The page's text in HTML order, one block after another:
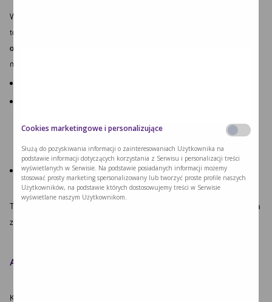
Wymienione sytuacje prowadzą do rozpadu białek mięśniowych. Nadmiar
toksycznego kwasu glutarowego pochodzi wtedy z
organizmu
można kontrolować). W przebiegu kryzy metabolicznej dochodzi zwykle do:
wykonywania ruchów, które wcześniej już opanował, nie może utrzymać
się w pozycji siedzącej lub stojącej, czasami pojawiają się prężenia lub
skurcze mięśni rąk i nóg,
Postępujących zmian w świadomości; dziecko może zapaść w śpiączkę.
Taka sytuacja wymaga natychmiastowej hospitalizacji i wdrożenia leczenia
zapobiegającego pogarszaniu się stanu pacjenta.
Acyduria glutarowa typu 1 – dziedziczenie
Kwasica glutarowa typu 1 dziedziczona jest w sposób
Cookies marketingowe i personalizujące
Służą do pozyskiwania informacji o zainteresowaniach Użytkownika na
podstawie informacji dotyczących korzystania z Serwisu i personalizacji treści
wyświetlanych w Serwisie. Na podstawie posiadanych informacji możemy
stosować prosty marketing spersonalizowany lub tworzyć proste profile naszych
Użytkowników, na podstawie których dostosowujemy treści w Serwisie
wyświetlane naszym Użytkownikom.